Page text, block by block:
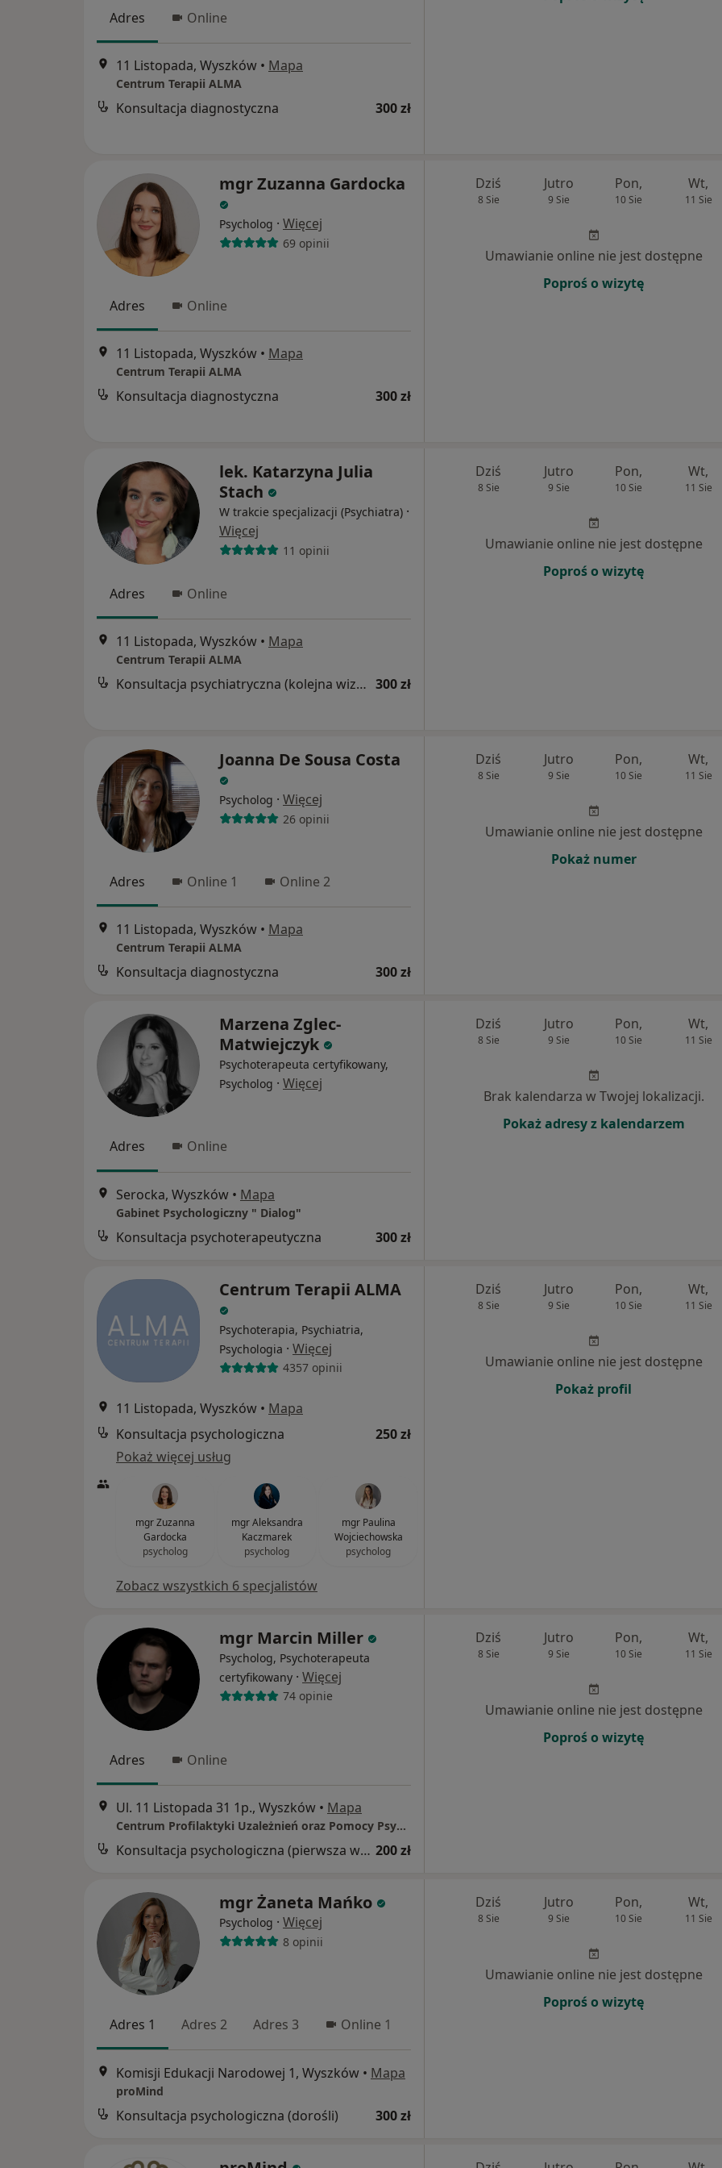
Adres Online
11 Listopada, Wyszków • Mapa
Centrum Terapii ALMA
Konsultacja diagnostyczna 300 zł
mgr Zuzanna Gardocka
Psycholog · Więcej
69 opinii
Adres Online
11 Listopada, Wyszków • Mapa
Centrum Terapii ALMA
Konsultacja diagnostyczna 300 zł
Dziś
8 Sie
Jutro
9 Sie
Pon,
10 Sie
Wt,
11 Sie
Umawianie online nie jest dostępne
Poproś o wizytę
lek. Katarzyna Julia
Stach
W trakcie specjalizacji (Psychiatra) ·
Więcej
11 opinii
Adres Online
11 Listopada, Wyszków • Mapa
Centrum Terapii ALMA
Konsultacja psychiatryczna (kolejna wizyta) 300 zł
Dziś
8 Sie
Jutro
9 Sie
Pon,
10 Sie
Wt,
11 Sie
Umawianie online nie jest dostępne
Poproś o wizytę
Joanna De Sousa Costa
Psycholog · Więcej
26 opinii
Adres Online 1 Online 2
11 Listopada, Wyszków • Mapa
Centrum Terapii ALMA
Konsultacja diagnostyczna 300 zł
Dziś
8 Sie
Jutro
9 Sie
Pon,
10 Sie
Wt,
11 Sie
Umawianie online nie jest dostępne
Pokaż numer
Marzena Zglec-
Matwiejczyk
Psychoterapeuta certyfikowany,
Psycholog · Więcej
Adres Online
Serocka, Wyszków • Mapa
Gabinet Psychologiczny " Dialog"
Konsultacja psychoterapeutyczna 300 zł
Dziś
8 Sie
Jutro
9 Sie
Pon,
10 Sie
Wt,
11 Sie
Brak kalendarza w Twojej lokalizacji.
Pokaż adresy z kalendarzem
Centrum Terapii ALMA
Psychoterapia, Psychiatria,
Psychologia · Więcej
4357 opinii
11 Listopada, Wyszków • Mapa
Konsultacja psychologiczna
250 zł
Pokaż więcej usług
mgr Zuzanna
Gardocka
psycholog
mgr Aleksandra
Kaczmarek
psycholog
mgr Paulina
Wojciechowska
psycholog
Zobacz wszystkich 6 specjalistów
Dziś
8 Sie
Jutro
9 Sie
Pon,
10 Sie
Wt,
11 Sie
Umawianie online nie jest dostępne
Pokaż profil
mgr Marcin Miller
Psycholog, Psychoterapeuta
certyfikowany · Więcej
74 opinie
Adres Online
Ul. 11 Listopada 31 1p., Wyszków • Mapa
Centrum Profilaktyki Uzależnień oraz Pomocy Psychologicznej Zdrowe Relacje
Konsultacja psychologiczna (pierwsza wizyta) 200 zł
Dziś
8 Sie
Jutro
9 Sie
Pon,
10 Sie
Wt,
11 Sie
Umawianie online nie jest dostępne
Poproś o wizytę
mgr Żaneta Mańko
Psycholog · Więcej
8 opinii
Adres 1 Adres 2 Adres 3 Online 1
Komisji Edukacji Narodowej 1, Wyszków • Mapa
proMind
Konsultacja psychologiczna (dorośli) 300 zł
Dziś
8 Sie
Jutro
9 Sie
Pon,
10 Sie
Wt,
11 Sie
Umawianie online nie jest dostępne
Poproś o wizytę